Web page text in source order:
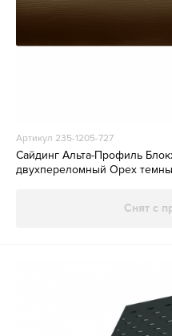
Артикул 235-1205-727
Сайдинг Альта-Профиль
двухпереломный Орех
Снят с